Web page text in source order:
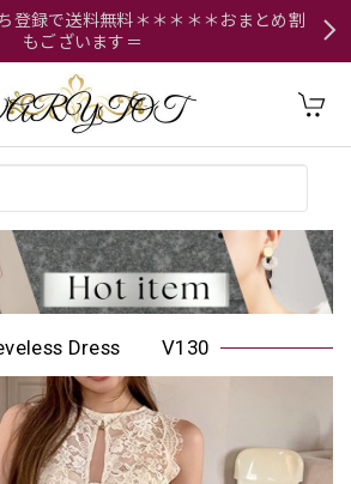
登録で送料無料＊＊＊＊＊おまとめ割
もございます＝
Dress V130